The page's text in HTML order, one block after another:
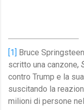
[1] Bruce
scritto una canzone,
contro Trump e la
suscitando la
milioni di persone